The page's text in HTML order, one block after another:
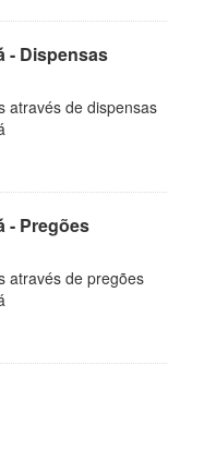
- Dispensas
através de dispensas
- Pregões
através de pregões